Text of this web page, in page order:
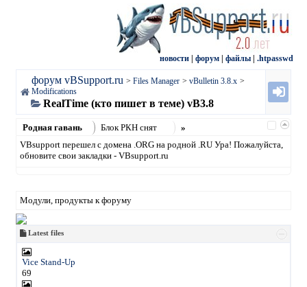
новости форум файлы .htpasswd
форум vBSupport.ru > Files Manager > vBulletin 3.8.x >
Modifications
RealTime (кто пишет в теме) vB3.8
Родная гавань Блок РКН снят
»
VBsupport перешел с домена .ORG на родной .RU Ура! Пожалуйста,
обновите свои закладки - VBsupport.ru
Модули, продукты к форуму
Latest files
Vice Stand-Up
69